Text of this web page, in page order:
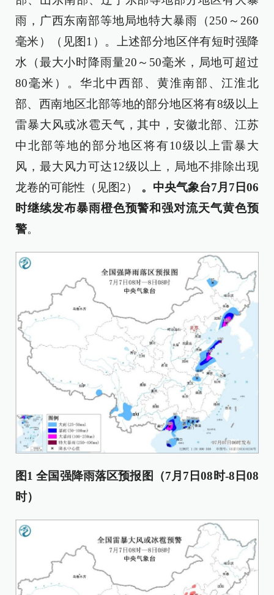
雨，广西东南部等地局地特大暴雨（250～260
毫米）（见图1）。上述部分地区伴有短时强降
水（最大小时降雨量20～50毫米，局地可超过
80毫米）。华北中西部、黄淮南部、江淮北
部、西南地区北部等地的部分地区将有8级以上
雷暴大风或冰雹天气，其中，安徽北部、江苏
中北部等地的部分地区将有10级以上雷暴大
风，最大风力可达12级以上，局地不排除出现
龙卷的可能性（见图2）
。 中央气象台7月7日06
时继续发布暴雨橙色预警和强对流天气黄色预
警。
图1 全国强降雨落区预报图（7月7日08时-8日08
时）